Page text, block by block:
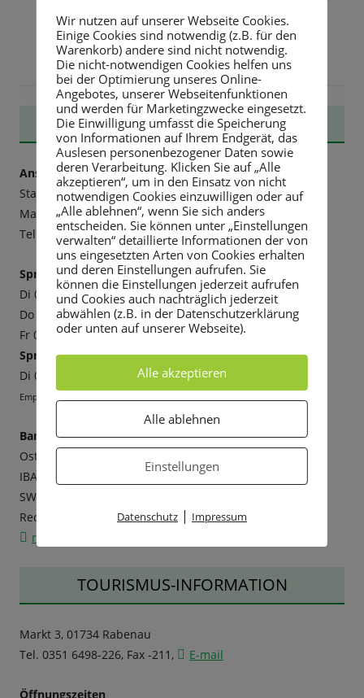
Haupt-
Seitenleiste
STADTVERWALTUNG
Anschrift:
Stadtverwaltung Rabenau
Markt 3, 01734 Rabenau
Tel. 0351 6498-20, Fax -211,
E-mail
Sprechzeiten:
Di 09-12 Uhr und 13-18 Uhr
Do 09-12 Uhr und 13-16 Uhr
Fr 09-12 Uhr
Sprechzeiten Bürgermeister:
Di 09-12 Uhr und 13-18 Uhr
Empfehlenswert ist die Vereinbarung eines Termins.
Bankverbindung
Ostsächsische Sparkasse Dresden
IBAN: DE14850503003024000460
SWIFT (BIC): OSDDDE81XXX
Rechnungen senden Sie bitte an:
rechnung@stadt-rabenau.de
TOURISMUS-INFORMATION
Markt 3, 01734 Rabenau
Tel. 0351 6498-226, Fax -211,
E-mail
Öffnungszeiten
Wir nutzen auf unserer Webseite Cookies.
Einige Cookies sind notwendig (z.B. für den
Warenkorb) andere sind nicht notwendig.
Die nicht-notwendigen Cookies helfen uns
bei der Optimierung unseres Online-
Angebotes, unserer Webseitenfunktionen
und werden für Marketingzwecke eingesetzt.
Die Einwilligung umfasst die Speicherung
von Informationen auf Ihrem Endgerät, das
Auslesen personenbezogener Daten sowie
deren Verarbeitung. Klicken Sie auf „Alle
akzeptieren“, um in den Einsatz von nicht
notwendigen Cookies einzuwilligen oder auf
„Alle ablehnen“, wenn Sie sich anders
entscheiden. Sie können unter „Einstellungen
verwalten“ detaillierte Informationen der von
uns eingesetzten Arten von Cookies erhalten
und deren Einstellungen aufrufen. Sie
können die Einstellungen jederzeit aufrufen
und Cookies auch nachträglich jederzeit
abwählen (z.B. in der Datenschutzerklärung
oder unten auf unserer Webseite).
Alle akzeptieren
Alle ablehnen
Einstellungen
Datenschutz| Impressum